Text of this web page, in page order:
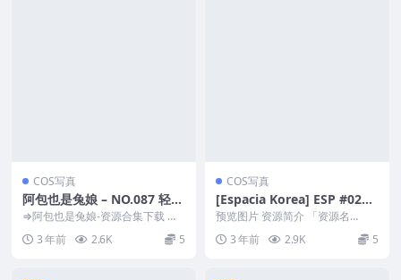
COS写真
阿包也是兔娘 – NO.087 轻熟
女 [34P-626M]
⇒阿包也是兔娘-资源合集下载 预
览图片 资源简介 「资源名称」：
阿包也是兔娘 –...
3 年前 2.6K 5
COS写真
[Espacia Korea] ESP #021 –
RULYN[46P-419M]
预览图片 资源简介 「资源名
称」：[Espacia Korea] ESP #02...
3 年前 2.9K 5